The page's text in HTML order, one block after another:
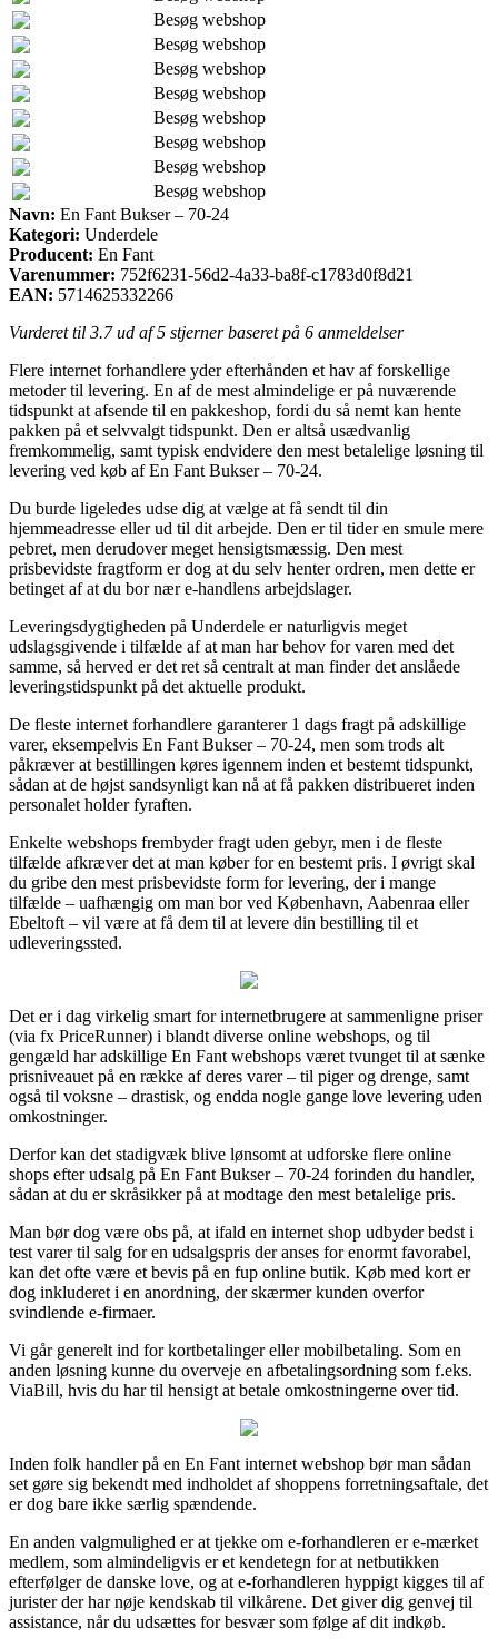
Besøg webshop
Besøg webshop
Besøg webshop
Besøg webshop
Besøg webshop
Besøg webshop
Besøg webshop
Besøg webshop
Navn: En Fant Bukser – 70-24
Kategori: Underdele
Producent: En Fant
Varenummer: 752f6231-56d2-4a33-ba8f-c1783d0f8d21
EAN: 5714625332266
Vurderet til 3.7ud af 5 stjerner baseret på 6 anmeldelser
Flere internet forhandlere yder efterhånden et hav af forskellige
metoder til levering. En af de mest almindelige er på nuværende
tidspunkt at afsende til en pakkeshop, fordi du så nemt kan hente
pakken på et selvvalgt tidspunkt. Den er altså usædvanlig
fremkommelig, samt typisk endvidere den mest betalelige løsning til
levering ved køb af En Fant Bukser – 70-24.
Du burde ligeledes udse dig at vælge at få sendt til din
hjemmeadresse eller ud til dit arbejde. Den er til tider en smule mere
pebret, men derudover meget hensigtsmæssig. Den mest
prisbevidste fragtform er dog at du selv henter ordren, men dette er
betinget af at du bor nær e-handlens arbejdslager.
Leveringsdygtigheden på Underdele er naturligvis meget
udslagsgivende i tilfælde af at man har behov for varen med det
samme, så herved er det ret så centralt at man finder det anslåede
leveringstidspunkt på det aktuelle produkt.
De fleste internet forhandlere garanterer 1 dags fragt på adskillige
varer, eksempelvis En Fant Bukser – 70-24, men som trods alt
påkræver at bestillingen køres igennem inden et bestemt tidspunkt,
sådan at de højst sandsynligt kan nå at få pakken distribueret inden
personalet holder fyraften.
Enkelte webshops frembyder fragt uden gebyr, men i de fleste
tilfælde afkræver det at man køber for en bestemt pris. I øvrigt skal
du gribe den mest prisbevidste form for levering, der i mange
tilfælde – uafhængig om man bor ved København, Aabenraa eller
Ebeltoft – vil være at få dem til at levere din bestilling til et
udleveringssted.
Det er i dag virkelig smart for internetbrugere at sammenligne priser
(via fx PriceRunner) i blandt diverse online webshops, og til
gengæld har adskillige En Fant webshops været tvunget til at sænke
prisniveauet på en række af deres varer – til piger og drenge, samt
også til voksne – drastisk, og endda nogle gange love levering uden
omkostninger.
Derfor kan det stadigvæk blive lønsomt at udforske flere online
shops efter udsalg på En Fant Bukser – 70-24 forinden du handler,
sådan at du er skråsikker på at modtage den mest betalelige pris.
Man bør dog være obs på, at ifald en internet shop udbyder bedst i
test varer til salg for en udsalgspris der anses for enormt favorabel,
kan det ofte være et bevis på en fup online butik. Køb med kort er
dog inkluderet i en anordning, der skærmer kunden overfor
svindlende e-firmaer.
Vi går generelt ind for kortbetalinger eller mobilbetaling. Som en
anden løsning kunne du overveje en afbetalingsordning som f.eks.
ViaBill, hvis du har til hensigt at betale omkostningerne over tid.
Inden folk handler på en En Fant internet webshop bør man sådan
set gøre sig bekendt med indholdet af shoppens forretningsaftale, det
er dog bare ikke særlig spændende.
En anden valgmulighed er at tjekke om e-forhandleren er e-mærket
medlem, som almindeligvis er et kendetegn for at netbutikken
efterfølger de danske love, og at e-forhandleren hyppigt kigges til af
jurister der har nøje kendskab til vilkårene. Det giver dig genvej til
assistance, når du udsættes for besvær som følge af dit indkøb.